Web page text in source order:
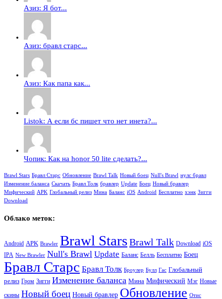
Азиз: Я бот...
Азиз: бравл старс...
Азиз: Как папа как...
Listok: А если бс пишет что нет инета?...
Чопик: Как на honor 50 lite сделать?...
Brawl Stars Бравл Старс Обновление Brawl Talk Новый боец Null's Brawl нулс бравл
Изменение баланса Скачать Бравл Толк бравлер Update Боец Новый бравлер
Мифический APK Глобальный релиз Мина Баланс iOS Android Бесплатно хэнк Зигги
Download
Облако меток:
Android APK Brawler Brawl StarsBrawl Talk Download iOS
IPA New Brawler Null's Brawl Update Баланс Белль Бесплатно Боец
Бравл Старс Бравл Толк Броулер Булл Гас Глобальный
релиз Гром Зигги Изменение баланса Мина Мифический Мэг Новые
скины Новый боец Новый бравлер Обновление Отис